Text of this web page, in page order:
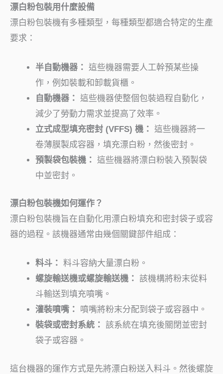
漂白粉包裝用什麼設備
漂白粉包裝機有多種類型，每種類型都適合特定的生產
要求：
半自動機器： 這些機器需要人工幹預某些操
作，例如裝載和卸載貨櫃。
自動機器： 這些機器使整個包裝過程自動化，
減少了勞動力需求並提高了效率。
立式成型填充密封 (VFFS) 機： 這些機器將一
卷薄膜製成容器，填充漂白粉，然後密封。
預製袋包裝機： 這些機器將漂白粉裝入預製袋
中並密封。
漂白粉包裝機如何運作？
漂白粉包裝機旨在自動化用漂白粉填充和密封袋子或容
器的過程。該機器通常由幾個關鍵部件組成：
料斗： 料斗容納大量漂白粉。
螺旋輸送機或螺旋輸送機： 該機構將粉末從料
斗輸送到填充噴嘴。
灌裝噴嘴：
噴嘴將粉末分配到袋子或容器中。
裝袋或密封系統： 該系統在填充後關閉並密封
袋子或容器。
這台機器的運作方式是先將漂白粉送入料斗。然後螺旋